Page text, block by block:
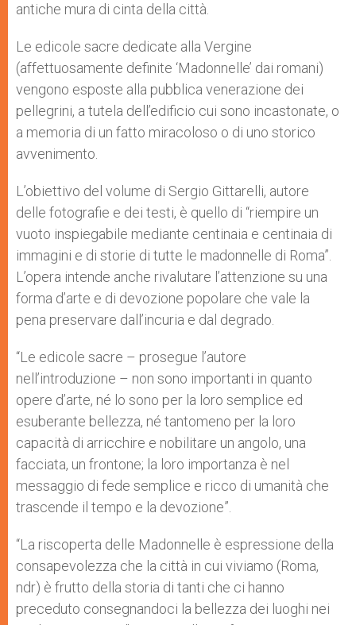
antiche mura di cinta della città.
Le edicole sacre dedicate alla Vergine
(affettuosamente definite ‘Madonnelle’ dai romani)
vengono esposte alla pubblica venerazione dei
pellegrini, a tutela dell’edificio cui sono incastonate, o
a memoria di un fatto miracoloso o di uno storico
avvenimento.
L’obiettivo del volume di Sergio Gittarelli, autore
delle fotografie e dei testi, è quello di “riempire un
vuoto inspiegabile mediante centinaia e centinaia di
immagini e di storie di tutte le madonnelle di Roma”.
L’opera intende anche rivalutare l’attenzione su una
forma d’arte e di devozione popolare che vale la
pena preservare dall’incuria e dal degrado.
“Le edicole sacre – prosegue l’autore
nell’introduzione – non sono importanti in quanto
opere d’arte, né lo sono per la loro semplice ed
esuberante bellezza, né tantomeno per la loro
capacità di arricchire e nobilitare un angolo, una
facciata, un frontone; la loro importanza è nel
messaggio di fede semplice e ricco di umanità che
trascende il tempo e la devozione”.
“La riscoperta delle Madonnelle è espressione della
consapevolezza che la città in cui viviamo (Roma,
ndr) è frutto della storia di tanti che ci hanno
preceduto consegnandoci la bellezza dei luoghi nei